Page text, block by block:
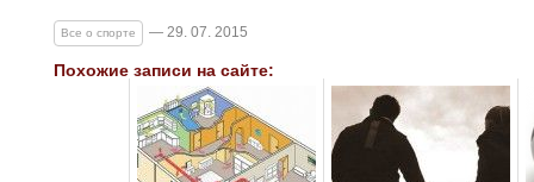
Все о спорте — 29. 07. 2015
Похожие записи на сайте: